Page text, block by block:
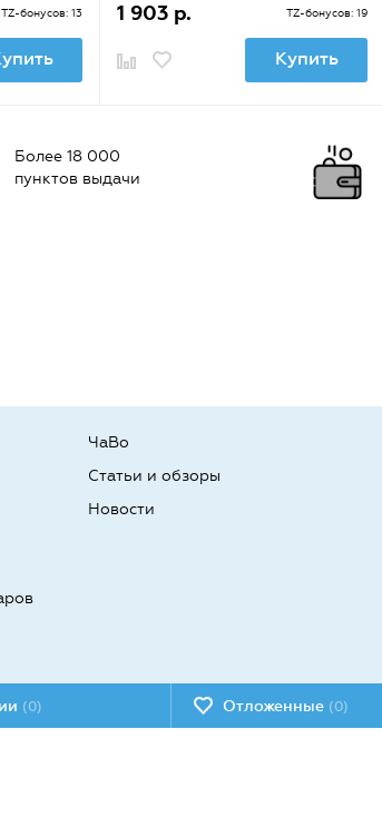
TZ-бонусов: 13 1 903 р. TZ-бонусов: 19
Купить
Более 18 000
пунктов выдачи
ЧаВо
Статьи и обзоры
Новости
(0) Отложенные (0)